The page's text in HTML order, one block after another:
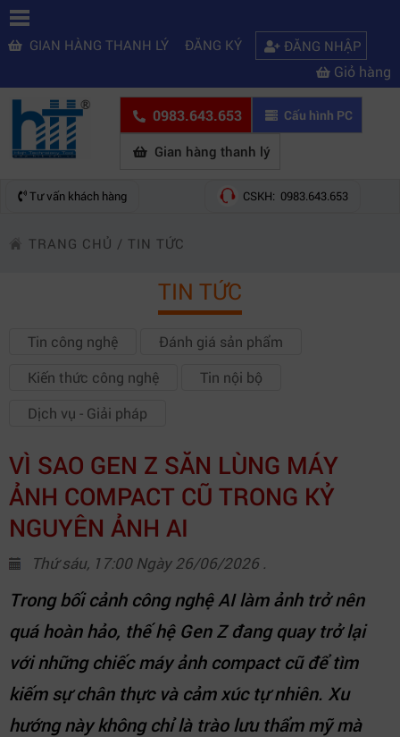
GIAN HÀNG THANH LÝ ĐĂNG KÝ ĐĂNG NHẬP
Giỏ hàng
0983.643.653 Cấu hình PC
Gian hàng thanh lý
Tư vấn khách hàng CSKH: 0983.643.653
TRANG CHỦ / TIN TỨC
TIN TỨC
Tin công nghệ
Đánh giá sản phẩm
Kiến thức công nghệ
Tin nội bộ
Dịch vụ - Giải pháp
VÌ SAO GEN Z SĂN LÙNG MÁY
ẢNH COMPACT CŨ TRONG KỶ
NGUYÊN ẢNH AI
Thứ sáu, 17:00 Ngày 26/06/2026 .
Trong bối cảnh công nghệ AI làm ảnh trở nên
quá hoàn hảo, thế hệ Gen Z đang quay trở lại
với những chiếc máy ảnh compact cũ để tìm
kiếm sự chân thực và cảm xúc tự nhiên. Xu
hướng này không chỉ là trào lưu thẩm mỹ mà